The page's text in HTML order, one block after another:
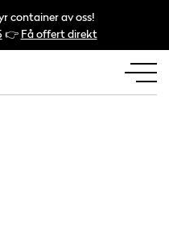
container av oss!
👉 Få offert direkt